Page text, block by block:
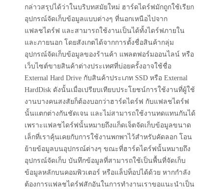
กล่าวสรุปได้ว่าในบริบทสมัยใหม่ ฮาร์ดไดร์ฟมักถูกใช้เรียก
อุปกรณ์จัดเก็บข้อมูลแบบต่างๆ ที่นอกเหนือไปจาก
แฟลชไดร์ฟ และสามารถใช้งานเป็นได้ทั้งไดร์ฟภายใน
และภายนอก โดยสังเกตได้จากการตั้งชื่อสินค้ากลุ่ม
อุปกรณ์จัดเก็บข้อมูลของร้านค้า แพลตฟอร์มออนไลน์ หรือ
เว็บไซต์ขายสินค้าต่างประเทศที่บ่อยครั้งอาจใช้ชื่อ
External Hard Drive กับสินค้าประเภท SSD หรือ External
HardDisk ดังนั้นเมื่อเปรียบเทียบประโยชน์การใช้งานที่ผู้ใช้
งานบางคนสงสัยก็ต้องบอกว่าฮาร์ดไดร์ฟ กับแฟลชไดร์ฟ
นั้นแตกต่างกันชัดเจน และไม่สามารถใช้งานทดแทนกันได้
เพราะแฟลชไดร์ฟนั้นหมายถึงแก็ดเจ็ตจัดเก็บข้อมูลขนาด
เล็กที่เราคุ้นเคยกับการใช้งานพกพาไว้สำหรับคัดลอก โอน
ย้ายข้อมูลบนอุปกรณ์ต่างๆ ขณะที่ฮาร์ดไดร์ฟนั้นหมายถึง
อุปกรณ์จัดเก็บ บันทึกข้อมูลที่สามารถใช้เป็นพื้นที่จัดเก็บ
ข้อมูลหลักบนคอมพิวเตอร์ หรือแล็ปท็อปได้ด้วย หากกำลัง
ต้องการแฟลชไดร์ฟสักอันในการทำงานเราขอแนะนำเป็น